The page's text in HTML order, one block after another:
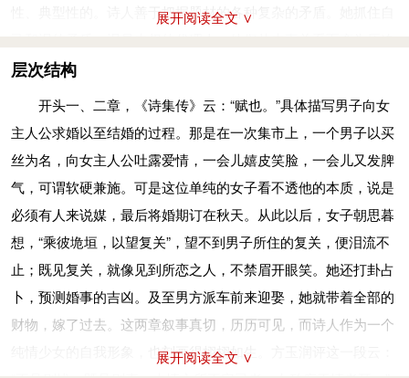
陨：坠落，掉下。这里用黄叶落下比喻女子年老色衰。黄：变
徂：往；徂尔：嫁到你家。食贫：过贫穷的生活。汤汤：水势浩
大的样子。渐：浸湿。帷裳：车旁的布幔。爽：差错。贰：不专
一、有二心，跟“壹”相对。以上两句是说女方没有过失而男方行
为不对。罔：无，没有；极：标准，准则。二三其德：在品德上
三心二意，言行为前后不一致。
三岁为妇，靡(mǐ)室劳矣。夙(sù) 兴夜寐 (mèi)，靡有朝矣。言既
遂矣，至于暴矣。兄弟不知，咥(xì)其笑矣。静言思之，躬自悼
矣。
婚后多年守妇道，繁重家务劳动没有不干的。起早睡迟，朝朝如
此，不能计算了。你的心愿实现后，渐渐对我施凶暴。兄弟不知
顿丘：地名。今河南清丰。丘：古读如“欺”。
约定的婚期而不肯嫁，是因为你没有找好媒人。
将（qiāng）：愿，请。无：通“毋”，不要。
乘：登上。垝（guǐ）垣（yuán）：倒塌的墙壁。垝，倒塌。
垣，墙壁。
复关：①复，返。关：在往来要道所设的关卡。女望男到期来
会。他来时一定要经过关门。一说“复”是关名。 ②复关：卫国地
名，指“氓”所居之地。
涕：眼泪；涟涟：涕泪下流貌。她初时不见彼氓回到关门来，以
为他负约不来了，因而伤心泪下。
载（zài）：动词词头，无义。
以抒写。它以赋为主，兼用比兴。赋以叙事，兴以抒情，比在于
开头一、二章，《诗集传》云：“赋也。”具体描写男子向女
主人公求婚以至结婚的过程。那是在一次集市上，一个男子以买
丝为名，向女主人公吐露爱情，一会儿嬉皮笑脸，一会儿又发脾
气，可谓软硬兼施。可是这位单纯的女子看不透他的本质，说是
必须有人来说媒，最后将婚期订在秋天。从此以后，女子朝思暮
想，“乘彼垝垣，以望复关”，望不到男子所住的复关，便泪流不
止；既见复关，就像见到所恋之人，不禁眉开眼笑。她还打卦占
卜，预测婚事的吉凶。及至男方派车前来迎娶，她就带着全部的
财物，嫁了过去。这两章叙事真切，历历可见，而诗人作为一个
纯情少女的自我形象，也刻画得栩栩如生。方玉润评这一段云：
“不见则忧，既见则喜，夫情之所不容已者，女殆痴于情者耳。”
性、典型性的。诗人善于把握题材的各种复杂的矛盾。她抓住自
与被压迫的关系，透露了男尊女卑、夫权制度的社会现实。她抓
假忠诚。他用虚伪的手段，欺骗一位天真美貌的少女，获得了她
展开阅读全文 ∨
层次结构
开头一、二章，《诗集传》云：“赋也。”具体描写男子向女
主人公求婚以至结婚的过程。那是在一次集市上，一个男子以买
丝为名，向女主人公吐露爱情，一会儿嬉皮笑脸，一会儿又发脾
气，可谓软硬兼施。可是这位单纯的女子看不透他的本质，说是
必须有人来说媒，最后将婚期订在秋天。从此以后，女子朝思暮
想，“乘彼垝垣，以望复关”，望不到男子所住的复关，便泪流不
止；既见复关，就像见到所恋之人，不禁眉开眼笑。她还打卦占
卜，预测婚事的吉凶。及至男方派车前来迎娶，她就带着全部的
财物，嫁了过去。这两章叙事真切，历历可见，而诗人作为一个
纯情少女的自我形象，也刻画得栩栩如生。方玉润评这一段云：
展开阅读全文 ∨